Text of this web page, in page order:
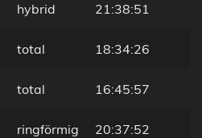
hybrid 21:38:51
total 18:34:26
total 16:45:57
ringförmig 20:37:52